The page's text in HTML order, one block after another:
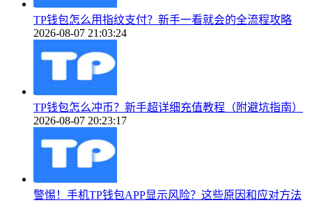
TP钱包怎么用指纹支付？新手一看就会的全流程攻略
2026-08-07 21:03:24
TP钱包怎么冲币？新手超详细充值教程（附避坑指南）
2026-08-07 20:23:17
警惕！手机TP钱包APP显示风险？这些原因和应对方法